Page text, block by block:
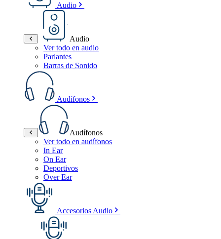
Audio
Audio
Ver todo en audio
Parlantes
Barras de Sonido
Audífonos
Audífonos
Ver todo en audífonos
In Ear
On Ear
Deportivos
Over Ear
Accesorios Audio